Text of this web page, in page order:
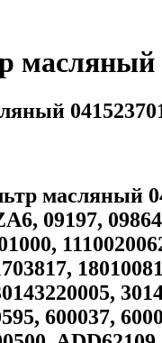
масляный
масляный
09197,
600037,